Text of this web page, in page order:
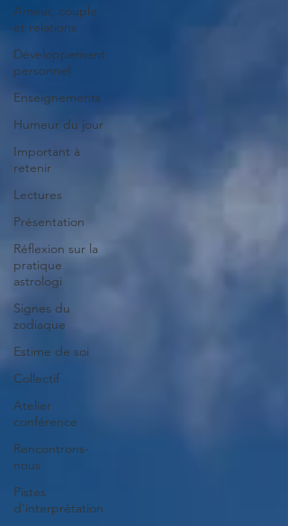
Amour, couple
et relations
Développement
personnel
Enseignements
Humeur du jour
Important à
retenir
Lectures
Présentation
Réflexion sur la
pratique
astrologi
Signes du
zodiaque
Estime de soi
Collectif
Atelier
conférence
Rencontrons-
nous
Pistes
d'interprétation